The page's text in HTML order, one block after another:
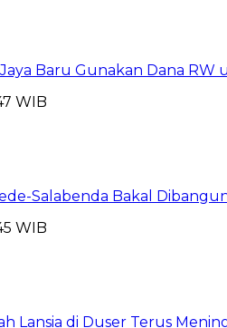
Baru Gunakan Dana
WIB
Salabenda Bakal
WIB
Lansia di Duser Terus